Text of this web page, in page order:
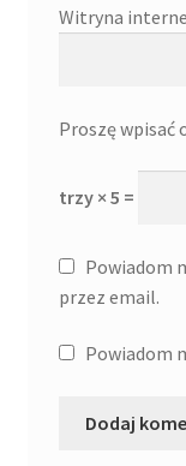
Witryna
Proszę wpisać
trzy × 5 =
Powiadom
przez email.
Powiadom